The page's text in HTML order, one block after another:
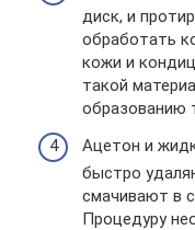
диск, и
обработать
кожи и
такой
образованию
Ацетон и
быстро
смачивают в
Процедуру